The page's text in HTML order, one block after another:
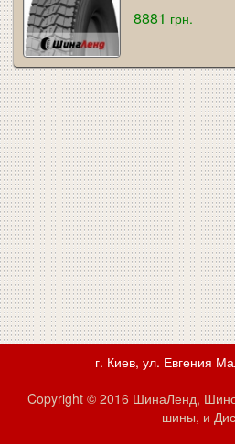
8881 грн.
г. Киев, ул. Евгения
Copyright © 2016 ШинаЛенд,
шины, и